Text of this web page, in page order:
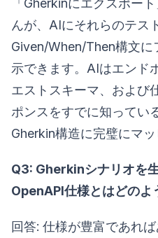
「Gherkinにエクスポー
んが、AIにそれらのテス
Given/When/Then構文に
示できます。AIはエンド
エストスキーマ、および
ポンスをすでに知ってい
Gherkin構造に完璧にマッ
Q3: Gherkinシナリオを
OpenAPI仕様とはどのよ
回答: 仕様が豊富であれ